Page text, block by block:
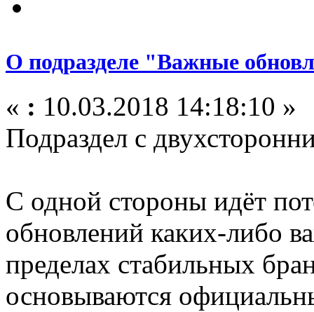
О подразделе "Важные
« : 10.03.2018 14:18:10 »
Подраздел с
С одной стороны идёт
обновлений каких-либо
пределах стабильных
основываются